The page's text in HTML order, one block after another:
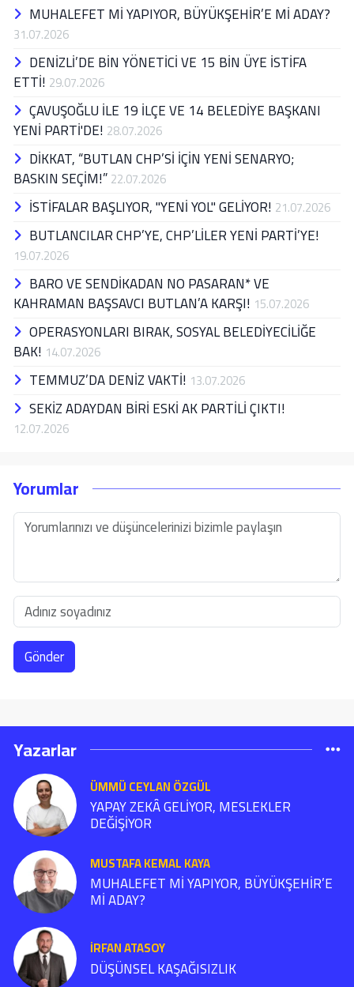
MUHALEFET Mİ YAPIYOR, BÜYÜKŞEHİR’E Mİ ADAY?
31.07.2026
DENİZLİ’DE BİN YÖNETİCİ VE 15 BİN ÜYE İSTİFA
ETTİ! 29.07.2026
ÇAVUŞOĞLU İLE 19 İLÇE VE 14 BELEDİYE BAŞKANI
YENİ PARTİ'DE! 28.07.2026
DİKKAT, “BUTLAN CHP’Sİ İÇİN YENİ SENARYO;
BASKIN SEÇİM!”22.07.2026
İSTİFALAR BAŞLIYOR, "YENİ YOL" GELİYOR! 21.07.2026
BUTLANCILAR CHP’YE, CHP’LİLER YENİ PARTİ’YE!
19.07.2026
BARO VE SENDİKADAN NO PASARAN* VE
KAHRAMAN BAŞSAVCI BUTLAN’A KARŞI! 15.07.2026
OPERASYONLARI BIRAK, SOSYAL BELEDİYECİLİĞE
BAK! 14.07.2026
TEMMUZ’DA DENİZ VAKTİ! 13.07.2026
SEKİZ ADAYDAN BİRİ ESKİ AK PARTİLİ ÇIKTI!
12.07.2026
Yorumlar
Gönder
Yazarlar
ÜMMÜ CEYLAN ÖZGÜL
YAPAY ZEKÂ GELİYOR, MESLEKLER
DEĞİŞİYOR
MUSTAFA KEMAL KAYA
MUHALEFET Mİ YAPIYOR, BÜYÜKŞEHİR’E
Mİ ADAY?
İRFAN ATASOY
DÜŞÜNSEL KAŞAĞISIZLIK